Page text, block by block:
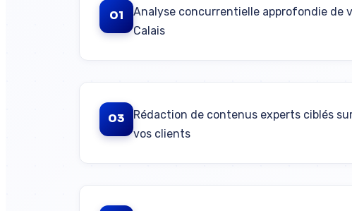
01
Analyse concurrentielle approfondie de
Calais
03
Rédaction de contenus experts ciblés
vos clients